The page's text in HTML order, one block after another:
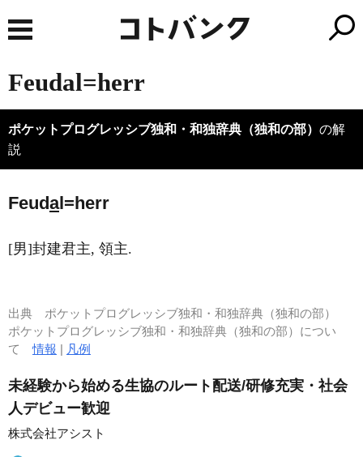
Feudal=herr
ポケットプログレッシブ独和・和独辞典（独和の部） の解
説
Feudal=herr
[男]封建君主, 領主.
出典 ポケットプログレッシブ独和・和独辞典（独和の部）
ポケットプログレッシブ独和・和独辞典（独和の部）につい
て情報 | 凡例
未経験から始める生協のルート配送/研修充実・社会
人デビュー歓迎
株式会社アシスト